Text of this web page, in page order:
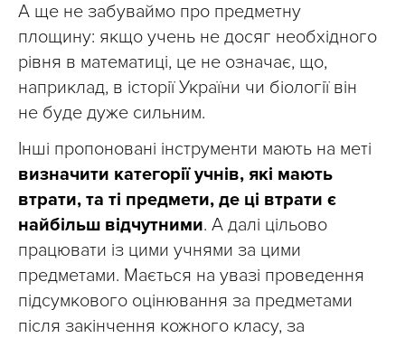
А ще не забуваймо про предметну
площину: якщо учень не досяг необхідного
рівня в математиці, це не означає, що,
наприклад, в історії України чи біології він
не буде дуже сильним.
Інші пропоновані інструменти мають на меті
визначити категорії учнів, які мають
втрати, та ті предмети, де ці втрати є
найбільш відчутними. А далі цільово
працювати із цими учнями за цими
предметами. Мається на увазі проведення
підсумкового оцінювання за предметами
після закінчення кожного класу, за